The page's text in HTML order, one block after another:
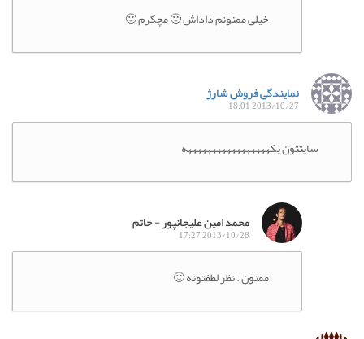
خیلی ممنونم داداش 🙂 مچکرم 🙂
نمایندگی فروش شارژ
2013/10/27 18:01
سایتتون یکهههههههههههههههههه
محمد امین علیجانپور - حاتم
2013/10/28 17:27
ممنون . نظر لطفتونه 🙂